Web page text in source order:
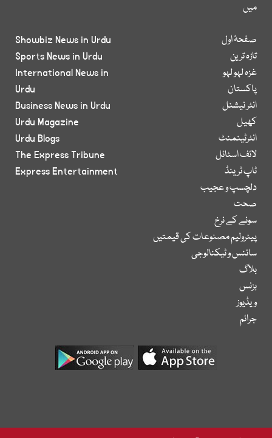
میں
صفحۂ اول
تازہ ترین
غزہ لہو لہو
پاکستان
انٹر نیشنل
کھیل
انٹرٹینمنٹ
لائف اسٹائل
ٹاپ ٹرینڈ
دلچسپ و عجیب
صحت
سونے کے نرخ
پیٹرولیم مصنوعات کی قیمتیں
سائنس و ٹیکنالوجی
بلاگ
بزنس
ویڈیوز
جرائم
Showbiz News in Urdu
Sports News in Urdu
International News in
Urdu
Business News in Urdu
Urdu Magazine
Urdu Blogs
The Express Tribune
Express Entertainment